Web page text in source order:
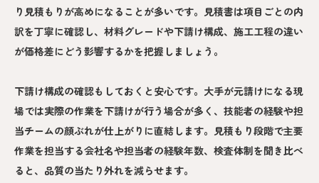
り見積もりが高めになることが多いです。見積書は項目ごとの内
訳を丁寧に確認し、材料グレードや下請け構成、施工工程の違い
が価格差にどう影響するかを把握しましょう。
下請け構成の確認もしておくと安心です。大手が元請けになる現
場では実際の作業を下請けが行う場合が多く、技能者の経験や担
当チームの顔ぶれが仕上がりに直結します。見積もり段階で主要
作業を担当する会社名や担当者の経験年数、検査体制を聞き比べ
ると、品質の当たり外れを減らせます。